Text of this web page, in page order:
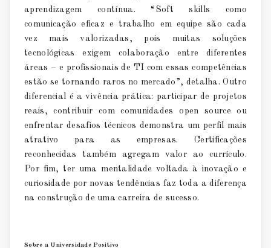
aprendizagem contínua. “ Soft skills como
comunicação eficaz e trabalho em equipe são cada
vez mais valorizadas, pois muitas soluções
tecnológicas exigem colaboração entre diferentes
áreas – e profissionais de TI com essas competências
estão se tornando raros no mercado”, detalha. Outro
diferencial é a vivência prática: participar de projetos
reais, contribuir com comunidadesopen source ou
enfrentar desafios técnicos demonstra um perfil mais
atrativo para as empresas. Certificações
reconhecidas também agregam valor ao currículo.
Por fim, ter uma mentalidade voltada à inovação e
curiosidade por novas tendências faz toda a diferença
na construção de uma carreira de sucesso.
Sobre a Universidade Positivo